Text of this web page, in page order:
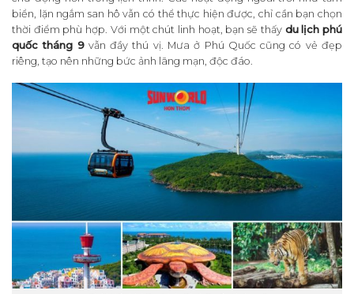
biển, lặn ngắm san hô vẫn có thể thực hiện được, chỉ cần bạn chọn
thời điểm phù hợp. Với một chút linh hoạt, bạn sẽ thấy du lịch phú
quốc tháng 9vẫn đầy thú vị. Mưa ở Phú Quốc cũng có vẻ đẹp
riêng, tạo nên những bức ảnh lãng mạn, độc đáo.